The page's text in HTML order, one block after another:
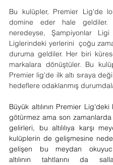
Bu kulüpler, Premier Lig'de
domine eder hale geldiler.
neredeyse, Şampiyonlar
Liglerindeki yerlerini  çoğu
duruma geldiler. Her biri
markalara dönüştüler. Bu
Premier lig'de ilk altı sıraya
hedeflere odaklanmış
Büyük altılının Premier Lig'deki
götürmez ama son
gelirleri, bu altılılıya karşı
kulüplerin de gelişmesine
gelişen bu meydan
altılının tahtlarını da